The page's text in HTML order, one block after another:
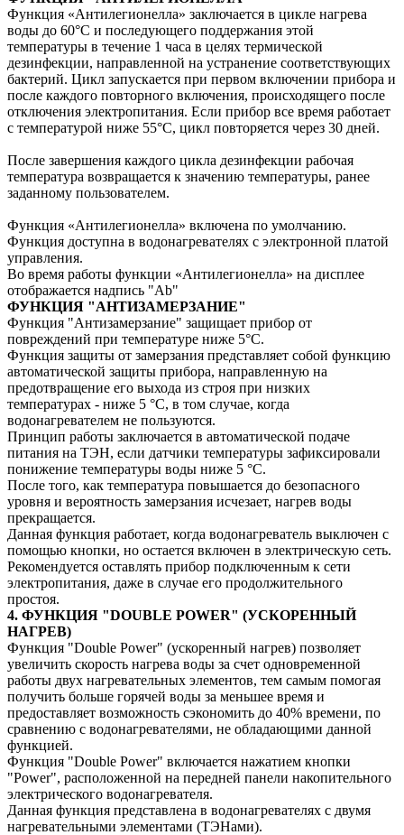
Функция «Антилегионелла» заключается в цикле нагрева
воды до 60°C и последующего поддержания этой
температуры в течение 1 часа в целях термической
дезинфекции, направленной на устранение соответствующих
бактерий. Цикл запускается при первом включении прибора и
после каждого повторного включения, происходящего после
отключения электропитания. Если прибор все время работает
с температурой ниже 55°C, цикл повторяется через 30 дней.
После завершения каждого цикла дезинфекции рабочая
температура возвращается к значению температуры, ранее
заданному пользователем.
Функция «Антилегионелла» включена по умолчанию.
Функция доступна в водонагревателях c электронной платой
управления.
Во время работы функции «Антилегионелла» на дисплее
отображается надпись "Ab"
ФУНКЦИЯ "АНТИЗАМЕРЗАНИЕ"
Функция "Антизамерзание" защищает прибор от
повреждений при температуре ниже 5°C.
Функция защиты от замерзания представляет собой функцию
автоматической защиты прибора, направленную на
предотвращение его выхода из строя при низких
температурах - ниже 5 °C, в том случае, когда
водонагревателем не пользуются.
Принцип работы заключается в автоматической подаче
питания на ТЭН, если датчики температуры зафиксировали
понижение температуры воды ниже 5 °C.
После того, как температура повышается до безопасного
уровня и вероятность замерзания исчезает, нагрев воды
прекращается.
Данная функция работает, когда водонагреватель выключен с
помощью кнопки, но остается включен в электрическую сеть.
Рекомендуется оставлять прибор подключенным к сети
электропитания, даже в случае его продолжительного
простоя.
4. ФУНКЦИЯ "DOUBLE POWER" (УСКОРЕННЫЙ
НАГРЕВ)
Функция "Double Power" (ускоренный нагрев) позволяет
увеличить скорость нагрева воды за счет одновременной
работы двух нагревательных элементов, тем самым помогая
получить больше горячей воды за меньшее время и
предоставляет возможность сэкономить до 40% времени, по
сравнению с водонагревателями, не обладающими данной
функцией.
Функция "Double Power" включается нажатием кнопки
"Power", расположенной на передней панели накопительного
электрического водонагревателя.
Данная функция представлена в водонагревателях с двумя
нагревательными элементами (ТЭНами).